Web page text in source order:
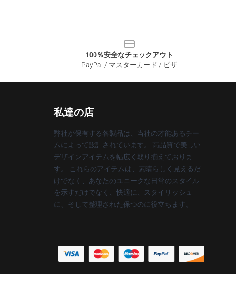
100％安全なチェックアウト
PayPal / マスターカード / ビザ
私達の店
弊社が保有する各製品は、当社の才能あるチー
ムによって設計されています。 高品質で美しい
デザインアイテムを幅広く取り揃えておりま
す。 これらのアイテムは、素晴らしく見えるだ
けでなく、あなたのユニークな日常のスタイル
を示すだけでなく、快適に、スタイリッシュ
に、そして整理された保つのに役立ちます。